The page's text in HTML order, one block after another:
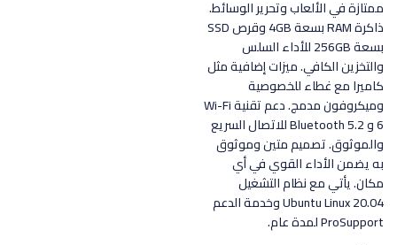
ممتازة في الألعاب وتحرير الوسائط.
ذاكرة RAM بسعة 4GB وقرص SSD
بسعة 256GB للأداء السلس
والتخزين الكافي. ميزات إضافية مثل
كاميرا مع غطاء للخصوصية
وميكروفون مدمج. دعم تقنية Wi-Fi
6 و Bluetooth 5.2 للاتصال السريع
والموثوق. تصميم متين وموثوق
به يضمن الأداء القوي في أي
مكان. يأتي مع نظام التشغيل
Ubuntu Linux 20.04 وخدمة الدعم
ProSupport لمدة عام.